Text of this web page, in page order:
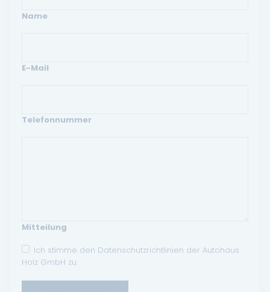
Name
E-Mail
Telefonnummer
Mitteilung
Ich stimme den Datenschutzrichtlinien der Autohaus
Holz GmbH zu.